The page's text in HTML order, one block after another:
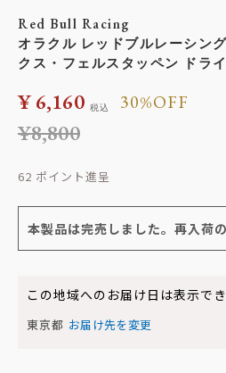
Red Bull Racing
オラクル レッドブルレーシン
クス・フェルスタッペン ドラ
¥8,800
30%OFF
¥6,160 税込
62
本製品は完売しました。再入荷
この地域へのお届け日は表示で
東京都 お届け先を変更